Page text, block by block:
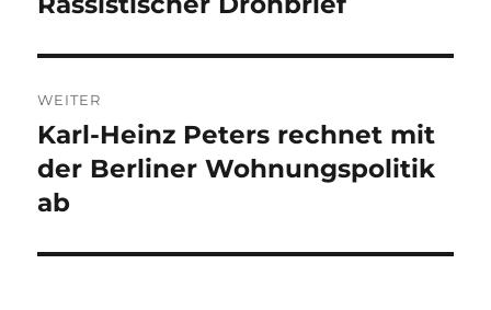
WEITER
Nächster
Beitrag:
Karl-Heinz Peters rechnet mit
der Berliner Wohnungspolitik
ab